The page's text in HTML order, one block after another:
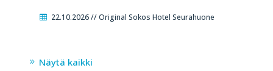
22.10.2026 // Original Sokos Hotel Seurahuone
Näytä kaikki